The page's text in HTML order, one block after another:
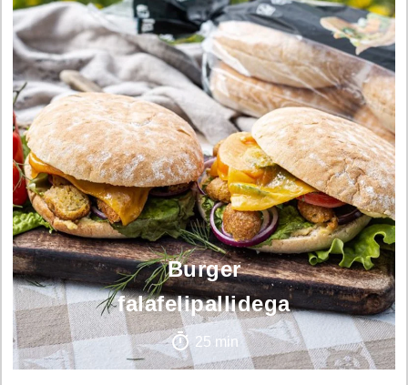
Burger
falafelipallidega
25 min